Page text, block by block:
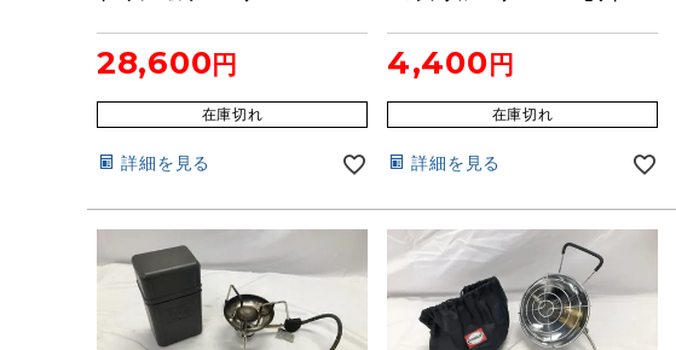
28,600
在庫切れ
詳細を見る
4,400
在庫切れ
詳細を見る